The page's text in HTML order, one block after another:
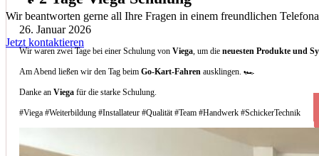
26. Januar 2026
Wir waren zwei Tage bei einer Schulung vonViega, um dieneuesten Produkte und
Am Abend ließen wir den Tag beimGo-Kart-Fahren ausklingen. 🏎️
Danke anViega für die starke Schulung.
#Viega #Weiterbildung #Installateur #Qualität #Team #Handwerk #SchickerTechnik
Wir beantworten gerne all Ihre Fragen in einem freundlichen
Jetzt kontaktieren
Welche Arten von Klimaanlagen installieren